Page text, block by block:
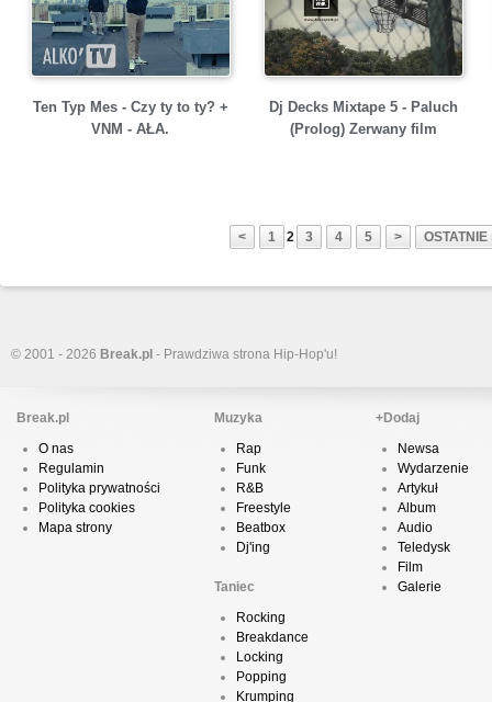
Ten Typ Mes - Czy ty to ty? +
VNM - AŁA.
Dj Decks Mixtape 5 - Paluch
(Prolog) Zerwany film
< 1 2 3 4 5 > OSTATNIE
© 2001 - 2026 Break.pl - Prawdziwa strona Hip-Hop'u!
Break.pl
O nas
Regulamin
Polityka prywatności
Polityka cookies
Mapa strony
Muzyka
Rap
Funk
R&B
Freestyle
Beatbox
Dj'ing
Taniec
Rocking
Breakdance
Locking
Popping
Krumping
+Dodaj
Newsa
Wydarzenie
Artykuł
Album
Audio
Teledysk
Film
Galerie